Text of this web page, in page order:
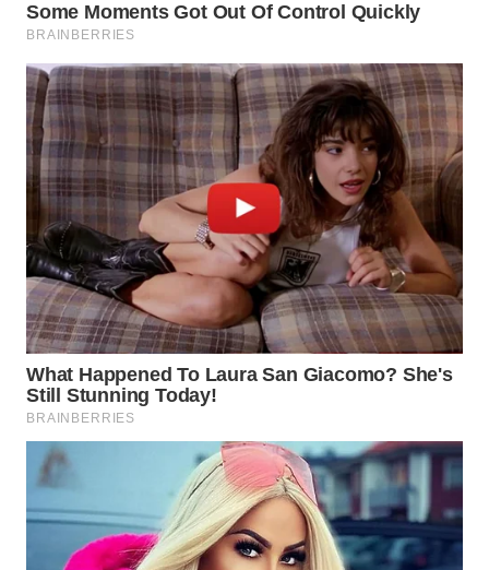
SUKABUMI
WN
PURWAKARTA
WN
PRIANGAN
TIMUR
WN
SEMARANG
WN
SOLO
WN